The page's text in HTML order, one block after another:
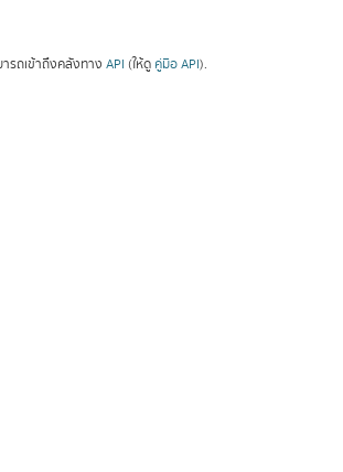
รถเข้าถึงคลังทาง API (ให้ดู คู่มือ API).